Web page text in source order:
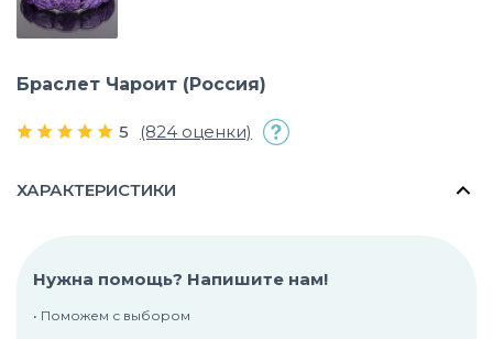
Браслет Чароит (Россия)
5 (824 оценки)
ХАРАКТЕРИСТИКИ
Нужна помощь? Напишите нам!
• Поможем с выбором